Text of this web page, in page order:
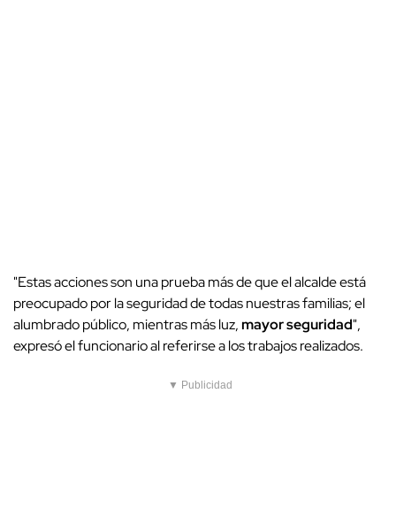
"Estas acciones son una prueba más de que el alcalde está
preocupado por la seguridad de todas nuestras familias; el
alumbrado público, mientras más luz,mayor seguridad",
expresó el funcionario al referirse a los trabajos realizados.
▼ Publicidad